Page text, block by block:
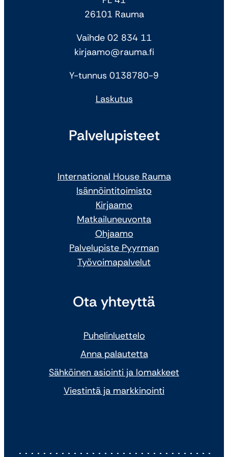
26101 Rauma
Vaihde 02 834 11
kirjaamo@rauma.fi
Y-tunnus 0138780-9
Laskutus
Palvelupisteet
International House Rauma
Isännöintitoimisto
Kirjaamo
Matkailuneuvonta
Ohjaamo
Palvelupiste Pyyrman
Työvoimapalvelut
Ota yhteyttä
Puhelinluettelo
Anna palautetta
Sähköinen asiointi ja lomakkeet
Viestintä ja markkinointi